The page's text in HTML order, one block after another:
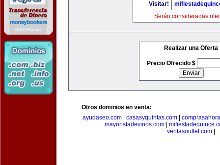
Visitar!
Serán consideradas
Realizar una Oferta
Precio Ofrecido $
Otros dominios en venta:
ayudaseo.com
casasyquintas.com
mayoristadevinos.com
ventasoutlet.com